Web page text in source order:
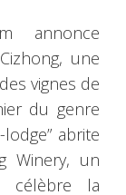
annonce
une
vignes de
du genre
abrite
Winery, un
célèbre la